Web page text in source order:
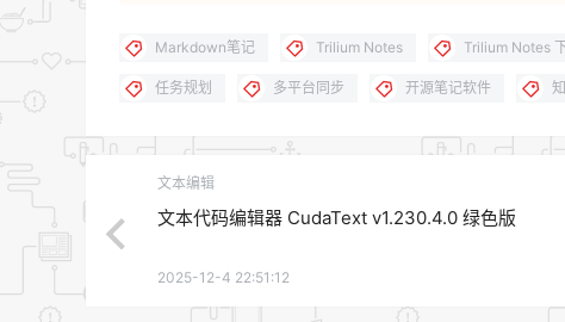
Markdown笔记 Trilium Notes Trilium Notes
任务规划 多平台同步 开源笔记软件
文本编辑
文本代码编辑器 CudaText v1.230.4.0 绿色版
2025-12-4 22:51:12